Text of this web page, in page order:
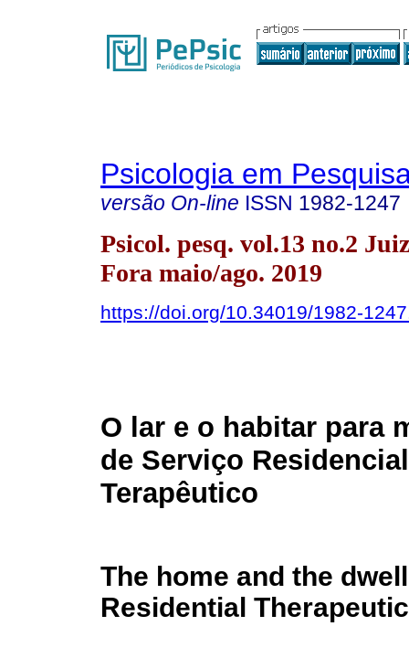
Psicologia em
versão On-line ISSN 1982-1247
Psicol. pesq. vol.13 no.2
Fora maio/ago. 2019
https://doi.org/10.34019/1982-
O lar e o habitar para
de Serviço Residencial
Terapêutico
The home and the
Residential